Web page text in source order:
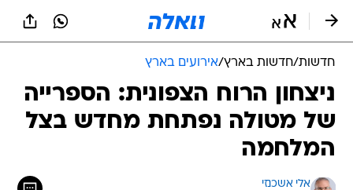
חדשות/חדשות בארץ/אירועים בארץ
ניצחון הרוח הצפונית: הספרייה
של מטולה נפתחת מחדש בצל
המלחמה
אלי אשכנזי